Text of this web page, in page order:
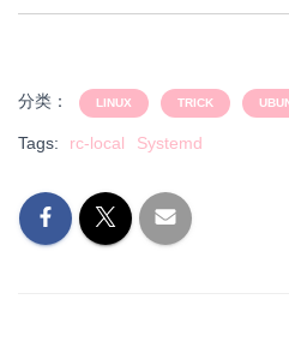
分类： LINUX TRICK
Tags: rc-local Systemd